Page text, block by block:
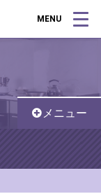
MENU
メニュー